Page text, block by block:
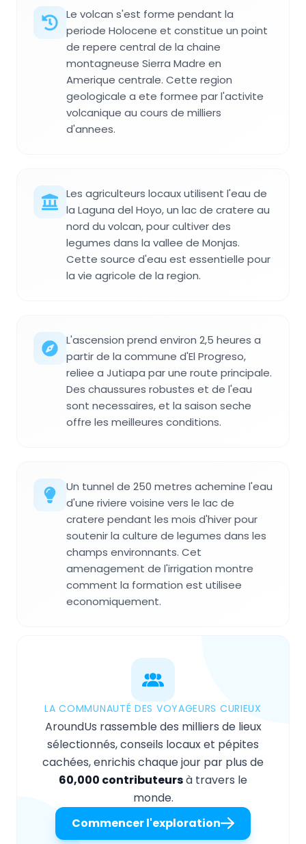
Le volcan s'est forme pendant la
periode Holocene et constitue un point
de repere central de la chaine
montagneuse Sierra Madre en
Amerique centrale. Cette region
geologicale a ete formee par l'activite
volcanique au cours de milliers
d'annees.
Les agriculteurs locaux utilisent l'eau de
la Laguna del Hoyo, un lac de cratere au
nord du volcan, pour cultiver des
legumes dans la vallee de Monjas.
Cette source d'eau est essentielle pour
la vie agricole de la region.
L'ascension prend environ 2,5 heures a
partir de la commune d'El Progreso,
reliee a Jutiapa par une route principale.
Des chaussures robustes et de l'eau
sont necessaires, et la saison seche
offre les meilleures conditions.
Un tunnel de 250 metres achemine l'eau
d'une riviere voisine vers le lac de
cratere pendant les mois d'hiver pour
soutenir la culture de legumes dans les
champs environnants. Cet
amenagement de l'irrigation montre
comment la formation est utilisee
economiquement.
LA COMMUNAUTÉ DES VOYAGEURS CURIEUX
AroundUs rassemble des milliers de lieux
sélectionnés, conseils locaux et pépites
cachées, enrichis chaque jour par plus de
60,000 contributeursà travers le
monde.
Commencer l'exploration